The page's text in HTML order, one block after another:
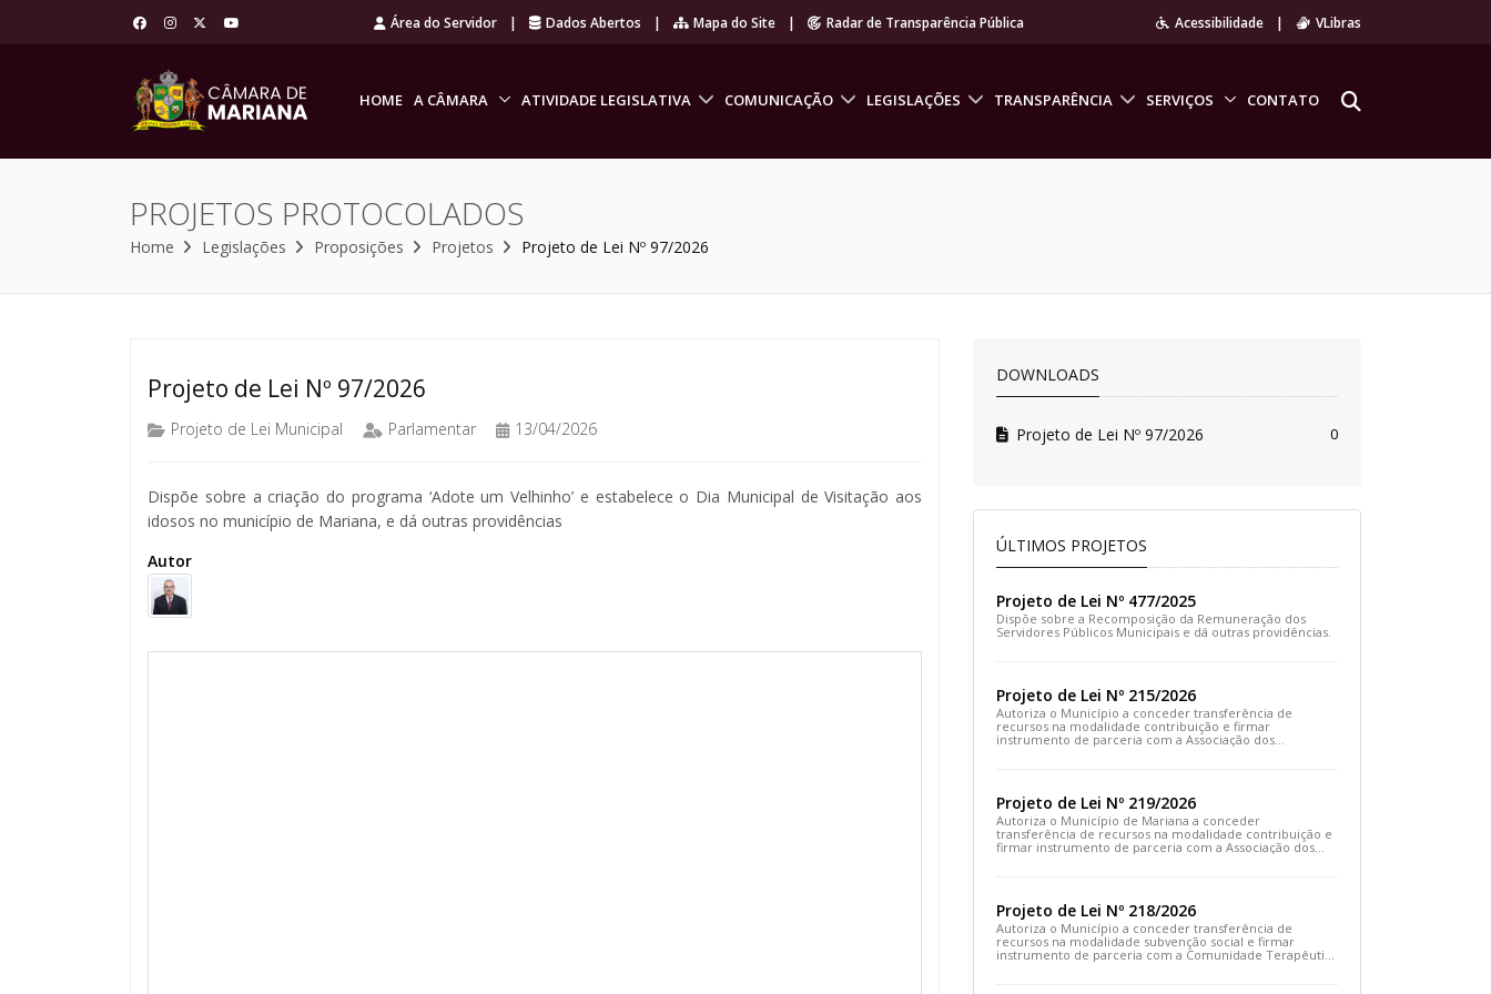
Área do Servidor | Dados Abertos | Mapa do Site | Radar de Transparência Pública Acessibilidade | VLibras
HOME A CÂMARA ATIVIDADE LEGISLATIVA COMUNICAÇÃO LEGISLAÇÕES TRANSPARÊNCIA SERVIÇOS CONTATO
PROJETOS PROTOCOLADOS
Home Legislações Proposições Projetos Projeto de Lei Nº 97/2026
Projeto de Lei Nº 97/2026
Projeto de Lei Municipal Parlamentar 13/04/2026
Dispõe sobre a criação do programa ‘Adote um Velhinho’ e estabelece o Dia Municipal de Visitação aos
idosos no município de Mariana, e dá outras providências
Autor
DOWNLOADS
Projeto de Lei Nº 97/2026 0
ÚLTIMOS PROJETOS
Projeto de Lei Nº 477/2025
Dispõe sobre a Recomposição da Remuneração dos
Servidores Públicos Municipais e dá outras providências.
Projeto de Lei Nº 215/2026
Autoriza o Município a conceder transferência de
recursos na modalidade contribuição e firmar
instrumento de parceria com a Associação dos
Projeto de Lei Nº 219/2026
Autoriza o Município de Mariana a conceder
transferência de recursos na modalidade contribuição e
firmar instrumento de parceria com a Associação dos
Projeto de Lei Nº 218/2026
Autoriza o Município a conceder transferência de
recursos na modalidade subvenção social e firmar
instrumento de parceria com a Comunidade Terapêutica